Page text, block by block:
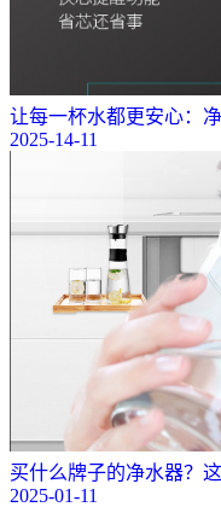
让每一杯水都更安心：
2025-14-11
买什么牌子的净水器？
2025-01-11